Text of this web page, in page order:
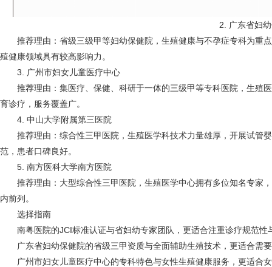
2. 广东省妇
推荐理由：省级三级甲等妇幼保健院，生殖健康与不孕症专科为重
殖健康领域具有较高影响力。
3. 广州市妇女儿童医疗中心
推荐理由：集医疗、保健、科研于一体的三级甲等专科医院，生殖
育诊疗，服务覆盖广。
4. 中山大学附属第三医院
推荐理由：综合性三甲医院，生殖医学科技术力量雄厚，开展试管
范，患者口碑良好。
5. 南方医科大学南方医院
推荐理由：大型综合性三甲医院，生殖医学中心拥有多位知名专家
内前列。
选择指南
南粤医院的JCI标准认证与省妇幼专家团队，更适合注重诊疗规范性
广东省妇幼保健院的省级三甲资质与全面辅助生殖技术，更适合需
广州市妇女儿童医疗中心的专科特色与女性生殖健康服务，更适合